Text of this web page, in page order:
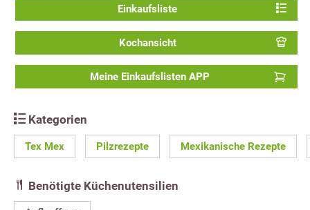
Einkaufsliste
Kochansicht
Meine Einkaufslisten APP
Kategorien
Tex Mex Pilzrezepte Mexikanische Rezepte
Benötigte Küchenutensilien